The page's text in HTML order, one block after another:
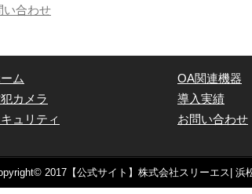
ム
カメラ
ュリティ
OA関連機器
導入実績
お問い合わせ
2017【公式サイト】株式会社スリーエス|